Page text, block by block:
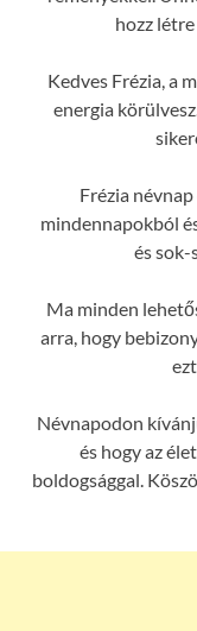
hozz
Kedves Frézia, a
energia
Frézia
mindennapokból
és
Ma minden
arra, hogy
Névnapodon
és hogy az
boldogsággal.